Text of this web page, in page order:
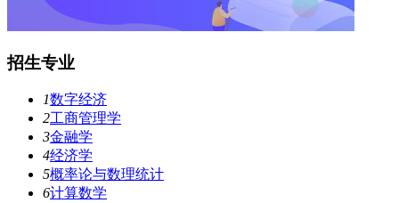
招生专业
1数字经济
2工商管理学
3金融学
4经济学
5概率论与数理统计
6计算数学